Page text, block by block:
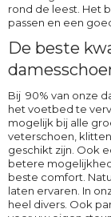
rond de leest. Het
passen en een
De beste
Bij 90% van onze
het voetbed te
mogelijk bij alle
veterschoen,
geschikt zijn. Ook
betere
beste comfort.
laten ervaren. In
heel divers. Ook